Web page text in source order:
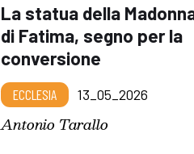
La statua della
di Fatima, segno per la
conversione
ECCLESIA 13_05_2026
Antonio Tarallo